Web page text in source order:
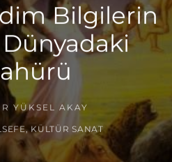
Bilgilerin
YÜKSEL AKAY
, KÜLTÜR SANAT